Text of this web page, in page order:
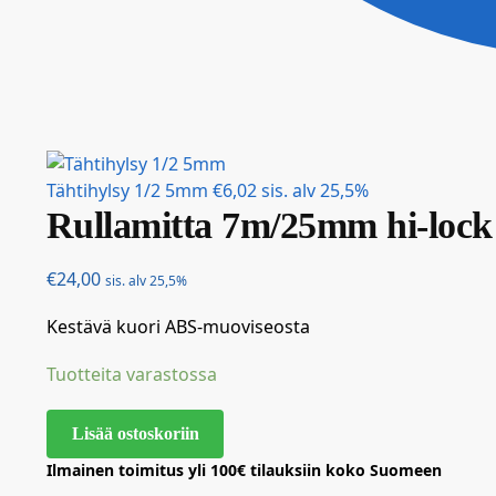
Tähtihylsy 1/2 5mm €6,02sis. alv 25,5%
Rullamitta 7m/25mm hi-
€24,00 sis. alv 25,5%
Kestävä kuori ABS-muoviseosta
Tuotteita varastossa
Lisää ostoskoriin
Ilmainen toimitus yli 100€ tilauksiin koko Suomeen